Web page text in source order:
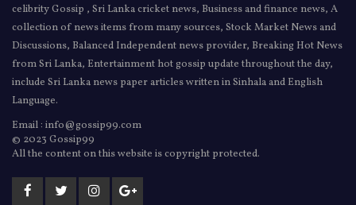
celibrity Gossip , Sri Lanka cricket news, Business and finance news, A
collection of news items from many sources, Stock Market News and
Discussions, Balanced Independent news provider, Breaking Hot News
from Sri Lanka, Entertainment hot gossip update throughout the day,
include Sri Lanka news paper articles written in Sinhala and English
Language.
Email : info@gossip99.com
© 2023 Gossip99
All the content on this website is copyright protected.